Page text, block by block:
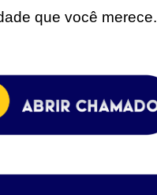
que você merece.